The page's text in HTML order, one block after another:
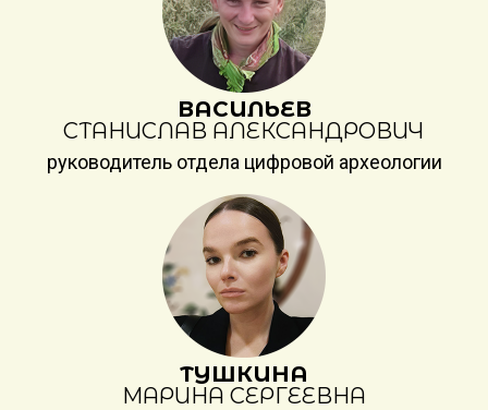
ВАСИЛЬЕВ
СТАНИСЛАВ АЛЕКСАНДРОВИЧ
руководитель отдела цифровой археологии
ТУШКИНА
МАРИНА СЕРГЕЕВНА